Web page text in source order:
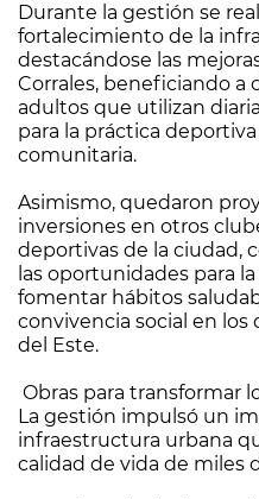
Durante la gestión se
fortalecimiento de la
destacándose las
Corrales, beneficiando a
adultos que utilizan
para la práctica
comunitaria.
Asimismo, quedaron
inversiones en otros
deportivas de la ciudad,
las oportunidades para
fomentar hábitos
convivencia social en
del Este.
Obras para transformar
La gestión impulsó un
infraestructura urbana
calidad de vida de miles